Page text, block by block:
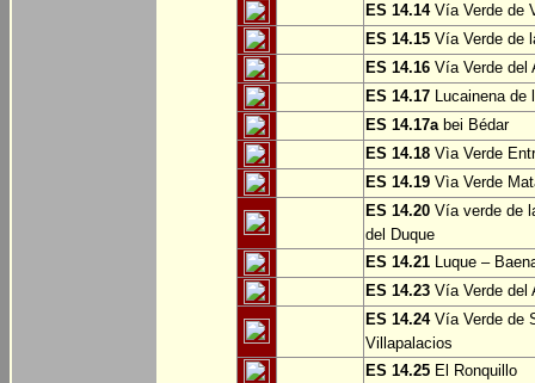
ES 14.14Vía Verde de
ES 14.15 Vía Verde de
ES 14.16 Vía Verde del
ES 14.17 Lucainena de
ES 14.17abei Bédar
ES 14.18 Vìa Verde
ES 14.19 Vìa Verde
ES 14.20 Vía verde de
del Duque
ES 14.21 Luque –
ES 14.23 Vía Verde del
ES 14.24Vía Verde de
Villapalacios
ES 14.25 El Ronquillo